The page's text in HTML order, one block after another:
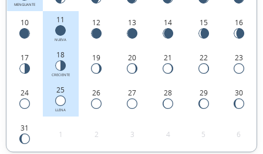
MENGUANTE
10 11
NUEVA
12 13 14 15 16
17 18
CRECIENTE
19 20 21 22 23
24 25
LLENA
26 27 28 29 30
31
1 2 3 4 5 6